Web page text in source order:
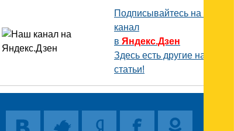
Подписывайтесь на наш
канал
в Яндекс.Дзен
Здесь есть другие наши
статьи!